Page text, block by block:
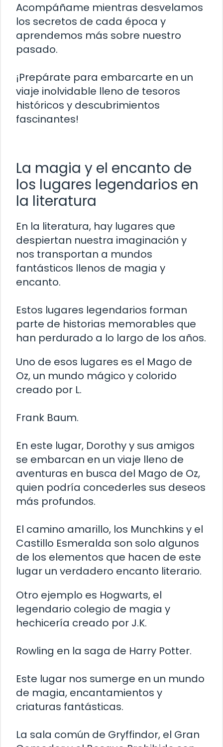
Acompáñame mientras desvelamos
los secretos de cada época y
aprendemos más sobre nuestro
pasado.
¡Prepárate para embarcarte en un
viaje inolvidable lleno de tesoros
históricos y descubrimientos
fascinantes!
La magia y el encanto de
los lugares legendarios en
la literatura
En la literatura, hay lugares que
despiertan nuestra imaginación y
nos transportan a mundos
fantásticos llenos de magia y
encanto.
Estos lugares legendarios forman
parte de historias memorables que
han perdurado a lo largo de los años.
Uno de esos lugares es el Mago de
Oz, un mundo mágico y colorido
creado por L.
Frank Baum.
En este lugar, Dorothy y sus amigos
se embarcan en un viaje lleno de
aventuras en busca del Mago de Oz,
quien podría concederles sus deseos
más profundos.
El camino amarillo, los Munchkins y el
Castillo Esmeralda son solo algunos
de los elementos que hacen de este
lugar un verdadero encanto literario.
Otro ejemplo es Hogwarts, el
legendario colegio de magia y
hechicería creado por J.K.
Rowling en la saga de Harry Potter.
Este lugar nos sumerge en un mundo
de magia, encantamientos y
criaturas fantásticas.
La sala común de Gryffindor, el Gran